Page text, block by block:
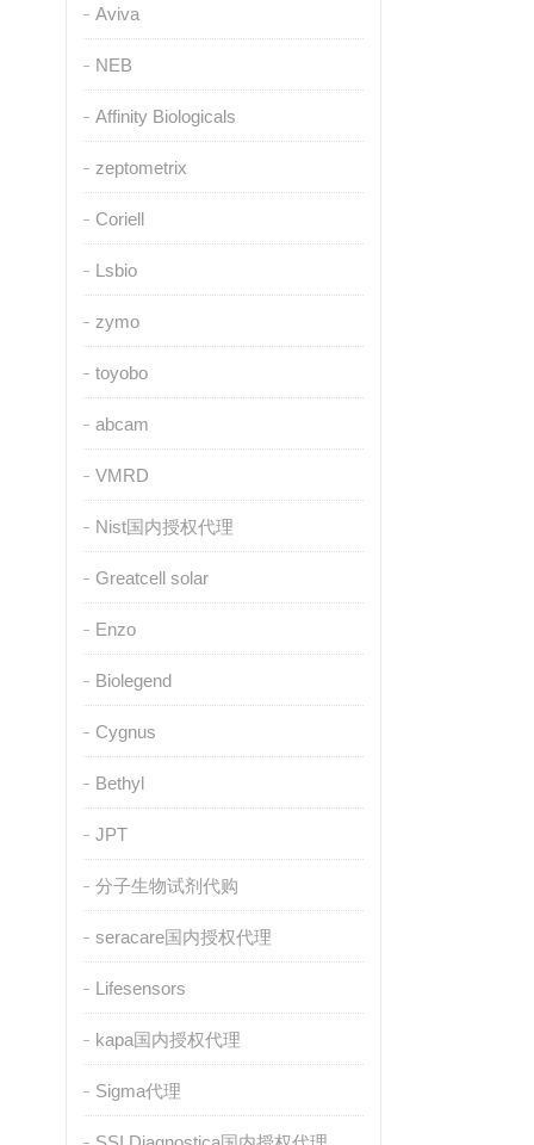
Aviva
NEB
Affinity Biologicals
zeptometrix
Coriell
Lsbio
zymo
toyobo
abcam
VMRD
Nist国内授权代理
Greatcell solar
Enzo
Biolegend
Cygnus
Bethyl
JPT
分子生物试剂代购
seracare国内授权代理
Lifesensors
kapa国内授权代理
Sigma代理